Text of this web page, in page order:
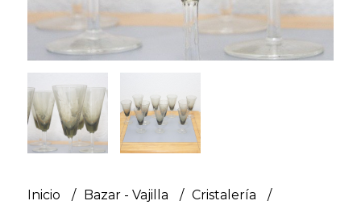
Inicio Bazar - Vajilla
Cristalería